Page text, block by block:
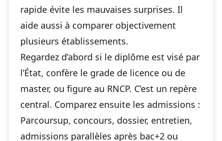
rapide évite les mauvaises surprises. Il
aide aussi à comparer objectivement
plusieurs établissements.
Regardez d’abord si le diplôme est visé par
l’État, confère le grade de licence ou de
master, ou figure au RNCP. C’est un repère
central. Comparez ensuite les admissions :
Parcoursup, concours, dossier, entretien,
admissions parallèles après bac+2 ou